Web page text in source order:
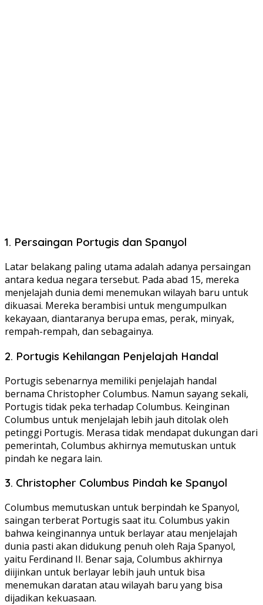
1. Persaingan Portugis dan Spanyol
Latar belakang paling utama adalah adanya persaingan
antara kedua negara tersebut. Pada abad 15, mereka
menjelajah dunia demi menemukan wilayah baru untuk
dikuasai. Mereka berambisi untuk mengumpulkan
kekayaan, diantaranya berupa emas, perak, minyak,
rempah-rempah, dan sebagainya.
2. Portugis Kehilangan Penjelajah Handal
Portugis sebenarnya memiliki penjelajah handal
bernama Christopher Columbus. Namun sayang sekali,
Portugis tidak peka terhadap Columbus. Keinginan
Columbus untuk menjelajah lebih jauh ditolak oleh
petinggi Portugis. Merasa tidak mendapat dukungan dari
pemerintah, Columbus akhirnya memutuskan untuk
pindah ke negara lain.
3. Christopher Columbus Pindah ke Spanyol
Columbus memutuskan untuk berpindah ke Spanyol,
saingan terberat Portugis saat itu. Columbus yakin
bahwa keinginannya untuk berlayar atau menjelajah
dunia pasti akan didukung penuh oleh Raja Spanyol,
yaitu Ferdinand II. Benar saja, Columbus akhirnya
diijinkan untuk berlayar lebih jauh untuk bisa
menemukan daratan atau wilayah baru yang bisa
dijadikan kekuasaan.